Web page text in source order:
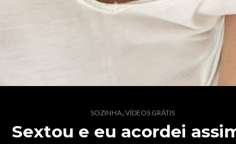
SOZINHA, VÍDEOS GRÁTIS
Sextou e eu acordei